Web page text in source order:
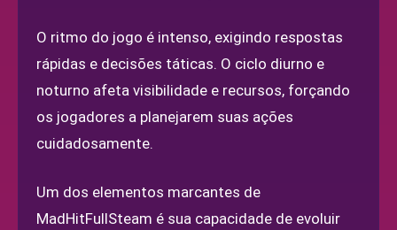
O ritmo do jogo é intenso, exigindo respostas
rápidas e decisões táticas. O ciclo diurno e
noturno afeta visibilidade e recursos, forçando
os jogadores a planejarem suas ações
cuidadosamente.
Um dos elementos marcantes de
MadHitFullSteam é sua capacidade de evoluir